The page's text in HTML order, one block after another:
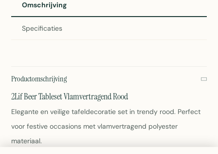
Omschrijving
Specificaties
Productomschrijving
2Lif Beer Tableset Vlamvertragend Rood
Elegante en veilige tafeldecoratie set in trendy rood. Perfect
voor festive occasions met vlamvertragend polyester
materiaal.